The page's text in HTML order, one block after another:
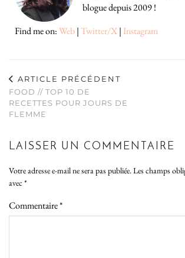
blogue depuis 2009 !
Find me on:Web|Twitter/X| Instagram
ARTICLE PRÉCÉDENT
FOOD // TOP 10 DE
RECETTES POUR JOURS DE
FLEMME
LAISSER UN COMMENTAIRE
Votre adresse e-mail ne sera pas publiée. Les champs
avec *
Commentaire*